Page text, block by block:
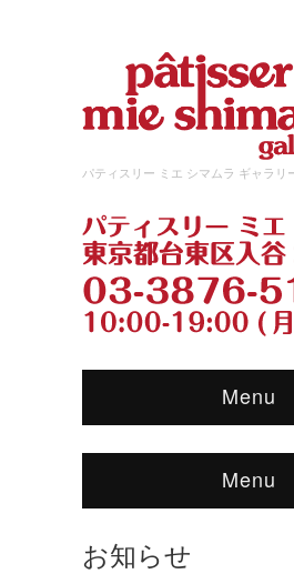
パティスリー ミエ シマムラ ギャラリ
Menu
Menu
お知らせ